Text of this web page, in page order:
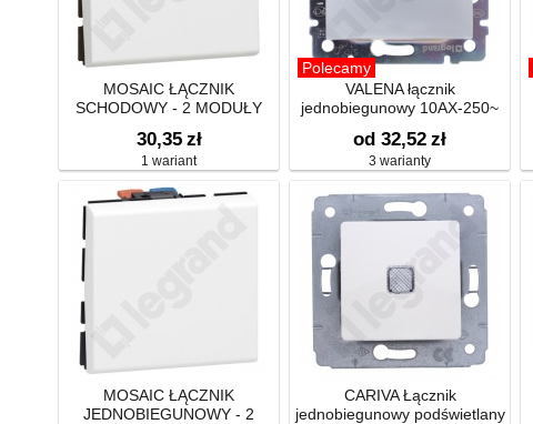
MOSAIC ŁĄCZNIK
SCHODOWY - 2 MODUŁY
30,35 zł
1 wariant
Polecamy
VALENA łącznik
jednobiegunowy 10AX-250~
od 32,52 zł
3 warianty
MOSAIC ŁĄCZNIK
JEDNOBIEGUNOWY - 2
CARIVA Łącznik
jednobiegunowy podświetlany